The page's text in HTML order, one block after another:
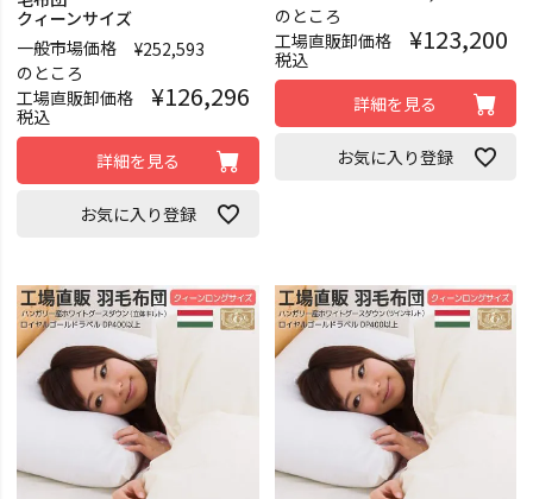
クィーンサイズ
一般市場価格
¥252,593
のところ
工場直販卸価格
¥126,296
税込
詳細を見る
お気に入り登録
のところ
工場直販卸価格
¥123,200
税込
詳細を見る
お気に入り登録